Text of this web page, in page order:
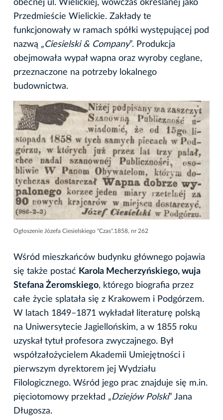
obecnej ul. Wielickiej, wówczas określanej jako
Przedmieście Wielickie. Zakłady te
funkcjonowały w ramach spółki występującej pod
nazwą „Ciesielski & Company”. Produkcja
obejmowała wypał wapna oraz wyroby ceglane,
przeznaczone na potrzeby lokalnego
budownictwa.
Ogłoszenie Józefa Ciesielskiego "Czas".1858, nr 262
Wśród mieszkańców budynku głównego pojawia
się także postać Karola Mecherzyńskiego, wuja
Stefana Żeromskiego, którego biografia przez
całe życie splatała się z Krakowem i Podgórzem.
W latach 1849–1871 wykładał literaturę polską
na Uniwersytecie Jagiellońskim, a w 1855 roku
uzyskał tytuł profesora zwyczajnego. Był
współzałożycielem Akademii Umiejętności i
pierwszym dyrektorem jej Wydziału
Filologicznego. Wśród jego prac znajduje się m.in.
pięciotomowy przekład „Dziejów Polski” Jana
Długosza.